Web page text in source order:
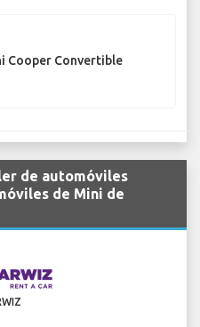
Cooper Convertible
de automóviles
de Mini de